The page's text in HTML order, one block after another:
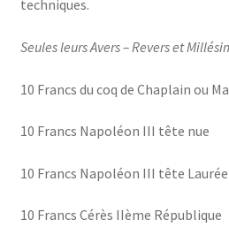
techniques.
Seules leurs Avers – Revers et
10 Francs du coq de Chaplain ou
10 Francs Napoléon III tête nue
10 Francs Napoléon III tête Laurée
10 Francs Cérès IIème République